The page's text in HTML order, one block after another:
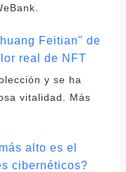
Feitian" de
real de NFT
y se ha
vitalidad. Más
alto es el
cibernéticos?